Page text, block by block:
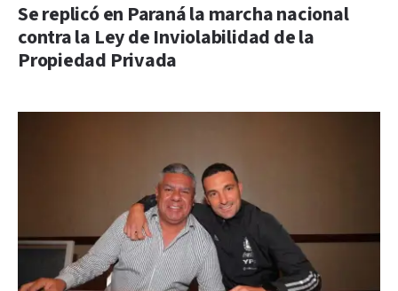
Se replicó en Paraná la marcha nacional
contra la Ley de Inviolabilidad de la
Propiedad Privada